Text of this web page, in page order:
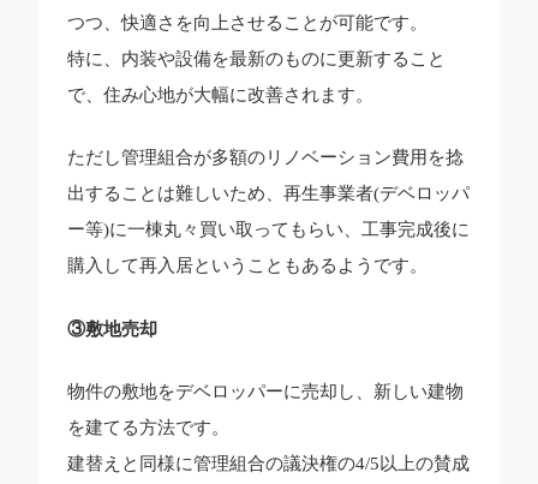
つつ、快適さを向上させることが可能です。
特に、内装や設備を最新のものに更新すること
で、住み心地が大幅に改善されます。
ただし管理組合が多額のリノベーション費用を捻
出することは難しいため、再生事業者(デベロッパ
ー等)に一棟丸々買い取ってもらい、工事完成後に
購入して再入居ということもあるようです。
③敷地売却
物件の敷地をデベロッパーに売却し、新しい建物
を建てる方法です。
建替えと同様に管理組合の議決権の4/5以上の賛成